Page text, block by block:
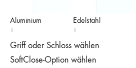
Aluminium Edelstahl
Griff oder Schloss wählen
SoftClose-Option wählen